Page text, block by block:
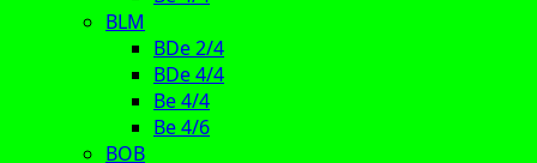
BLM
BDe 2/4
BDe 4/4
Be 4/4
Be 4/6
BOB